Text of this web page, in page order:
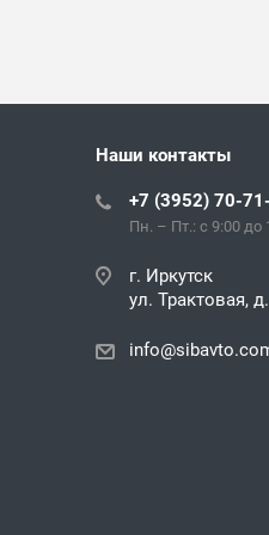
Наши контакты
+7 (3952) 70-
Пн. – Пт.: с 9:00 до
г. Иркутск
ул. Трактовая,